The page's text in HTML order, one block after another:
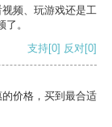
频、玩游戏还是工
。
支持[0] 反对[0]
价格，买到最合适